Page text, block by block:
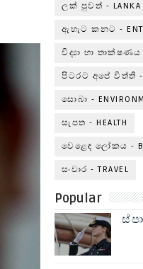
ලක් පුවත් - LANKA
ඇහැට කනට -
විද්‍යා හා තාක්ෂණය -
පිටරට අපේ විත්ති -
සොබා -
සැපත - HEALTH
වෙළෙඳ ලෝකය -
සංචාර - TRAVEL
Popular